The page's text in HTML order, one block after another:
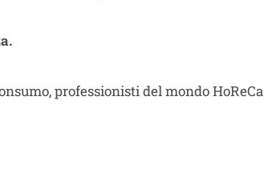
professionisti del mondo HoReCa